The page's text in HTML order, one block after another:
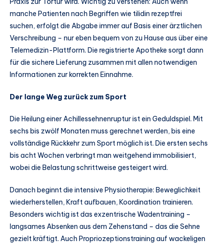
manche Patienten nach Begriffen wie tilidin rezeptfrei
suchen, erfolgt die Abgabe immer auf Basis einer ärztlichen
Verschreibung – nur eben bequem von zu Hause aus über eine
Telemedizin-Plattform. Die registrierte Apotheke sorgt dann
für die sichere Lieferung zusammen mit allen notwendigen
Informationen zur korrekten Einnahme.
Der lange Weg zurück zum Sport
Die Heilung einer Achillessehnenruptur ist ein Geduldspiel. Mit
sechs bis zwölf Monaten muss gerechnet werden, bis eine
vollständige Rückkehr zum Sport möglich ist. Die ersten sechs
bis acht Wochen verbringt man weitgehend immobilisiert,
wobei die Belastung schrittweise gesteigert wird.
Danach beginnt die intensive Physiotherapie: Beweglichkeit
wiederherstellen, Kraft aufbauen, Koordination trainieren.
Besonders wichtig ist das exzentrische Wadentraining –
langsames Absenken aus dem Zehenstand – das die Sehne
gezielt kräftigt. Auch Propriozeptionstraining auf wackeligen